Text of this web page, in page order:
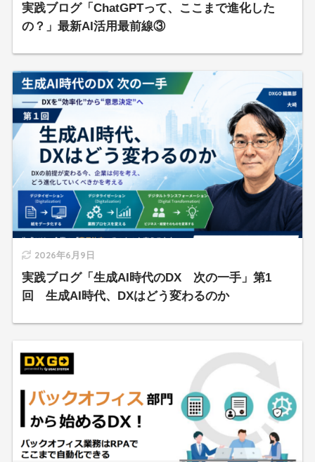
実践ブログ「ChatGPTって、ここまで進化した
の？」最新AI活用最前線③
2026年6月9日
実践ブログ「生成AI時代のDX 次の一手」第1
回 生成AI時代、DXはどう変わるのか